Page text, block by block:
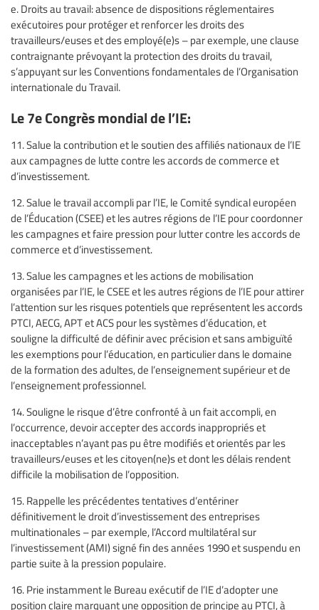
e. Droits au travail: absence de dispositions réglementaires
exécutoires pour protéger et renforcer les droits des
travailleurs/euses et des employé(e)s – par exemple, une clause
contraignante prévoyant la protection des droits du travail,
s’appuyant sur les Conventions fondamentales de l’Organisation
internationale du Travail.
Le 7e Congrès mondial de l’IE:
11. Salue la contribution et le soutien des affiliés nationaux de l’IE
aux campagnes de lutte contre les accords de commerce et
d’investissement.
12. Salue le travail accompli par l’IE, le Comité syndical européen
de l’Éducation (CSEE) et les autres régions de l’IE pour coordonner
les campagnes et faire pression pour lutter contre les accords de
commerce et d’investissement.
13. Salue les campagnes et les actions de mobilisation
organisées par l’IE, le CSEE et les autres régions de l’IE pour attirer
l’attention sur les risques potentiels que représentent les accords
PTCI, AECG, APT et ACS pour les systèmes d’éducation, et
souligne la difficulté de définir avec précision et sans ambiguïté
les exemptions pour l’éducation, en particulier dans le domaine
de la formation des adultes, de l’enseignement supérieur et de
l’enseignement professionnel.
14. Souligne le risque d’être confronté à un fait accompli, en
l’occurrence, devoir accepter des accords inappropriés et
inacceptables n’ayant pas pu être modifiés et orientés par les
travailleurs/euses et les citoyen(ne)s et dont les délais rendent
difficile la mobilisation de l’opposition.
15. Rappelle les précédentes tentatives d’entériner
définitivement le droit d’investissement des entreprises
multinationales – par exemple, l’Accord multilatéral sur
l’investissement (AMI) signé fin des années 1990 et suspendu en
partie suite à la pression populaire.
16. Prie instamment le Bureau exécutif de l’IE d’adopter une
position claire marquant une opposition de principe au PTCI, à